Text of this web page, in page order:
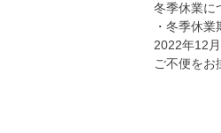
冬季休業に
・冬季休業
2022年12
ご不便をお